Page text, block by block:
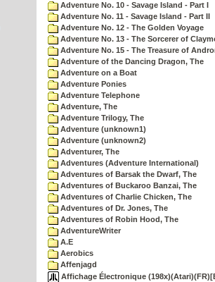
Adventure No. 10 - Savage Island - Part I
Adventure No. 11 - Savage Island - Part II
Adventure No. 12 - The Golden Voyage
Adventure No. 13 - The Sorcerer of
Adventure No. 15 - The Treasure of
Adventure of the Dancing Dragon, The
Adventure on a Boat
Adventure Ponies
Adventure Telephone
Adventure, The
Adventure Trilogy, The
Adventure (unknown1)
Adventure (unknown2)
Adventurer, The
Adventures (Adventure International)
Adventures of Barsak the Dwarf, The
Adventures of Buckaroo Banzai, The
Adventures of Charlie Chicken, The
Adventures of Dr. Jones, The
Adventures of Robin Hood, The
AdventureWriter
A.E
Aerobics
Affenjagd
Affichage Électronique